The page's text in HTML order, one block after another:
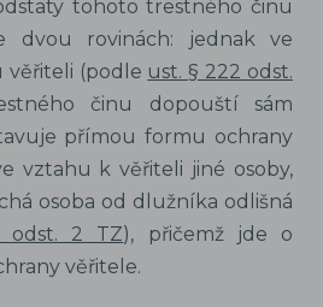
tohoto trestného činu
dvou rovinách: jednak ve
(podle ust. § 222 odst.
činu dopouští sám
přímou formu ochrany
vztahu k věřiteli jiné osoby,
osoba od dlužníka odlišná
odst. 2 TZ), přičemž jde o
věřitele.